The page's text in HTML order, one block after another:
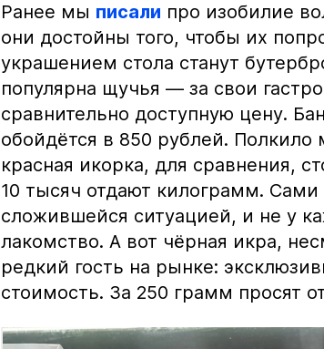
Ранее мы писали про изобилие
они достойны того, чтобы их
украшением стола станут
популярна щучья — за свои
сравнительно доступную цену.
обойдётся в 850 рублей. Полкило
красная икорка, для сравнения,
10 тысяч отдают килограмм.
сложившейся ситуацией, и не у
лакомство. А вот чёрная икра,
редкий гость на рынке:
стоимость. За 250 грамм просят